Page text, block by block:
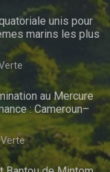
unis pour
marins les plus
au Mercure
: Cameroun–